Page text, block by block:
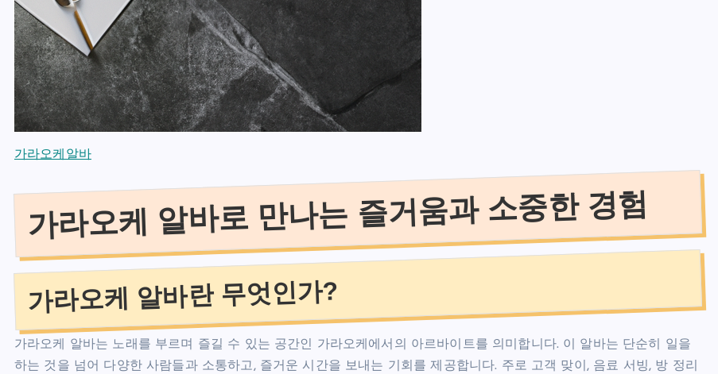
가라오케알바
가라오케 알바로 만나는 즐거움과 소중한 경험
가라오케 알바란 무엇인가?
가라오케 알바는 노래를 부르며 즐길 수 있는 공간인 가라오케에서의 아르바이트를 의미합니다. 이 알바는 단순히 일을
하는 것을 넘어 다양한 사람들과 소통하고, 즐거운 시간을 보내는 기회를 제공합니다. 주로 고객 맞이, 음료 서빙, 방 정리